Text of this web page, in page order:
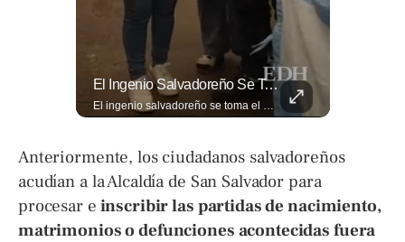
El Ingenio Salvadoreño Se Toma El Mercado Dueñas De Cara Al Mundial 2026.
El ingenio salvadoreño se toma el Mercado Dueñas de cara al Mundial 2026. Los comerciantes transformaron los 13 pasillos en una fiesta futbolística que incluye desde banderas gigantes hasta representaciones Lee más ➡️ eldiariodehoy.com
Anteriormente, los ciudadanos salvadoreños
acudían a la Alcaldía de San Salvador para
procesar e inscribir las partidas de nacimiento,
matrimonios o defunciones acontecidas fuera